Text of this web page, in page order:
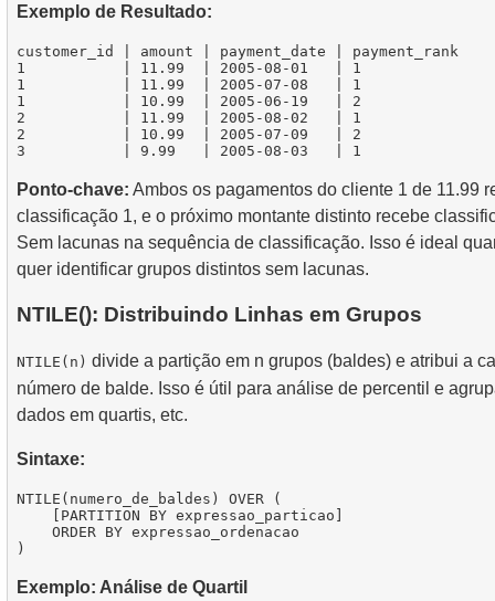
Exemplo de Resultado:
customer_id | amount | payment_date | payment_rank
1           | 11.99  | 2005-08-01   | 1
1           | 11.99  | 2005-07-08   | 1
1           | 10.99  | 2005-06-19   | 2
2           | 11.99  | 2005-08-02   | 1
2           | 10.99  | 2005-07-09   | 2
Ponto-chave: Ambos os pagamentos do cliente 1 de 11.99
classificação 1, e o próximo montante distinto recebe
Sem lacunas na sequência de classificação. Isso é ideal
quer identificar grupos distintos sem lacunas.
NTILE(): Distribuindo Linhas em Grupos
NTILE(n) divide a partição em n grupos (baldes) e atribui a
número de balde. Isso é útil para análise de percentil e
dados em quartis, etc.
Sintaxe:
NTILE(numero_de_baldes) OVER (
    [PARTITION BY expressao_particao]
    ORDER BY expressao_ordenacao
Exemplo: Análise de Quartil